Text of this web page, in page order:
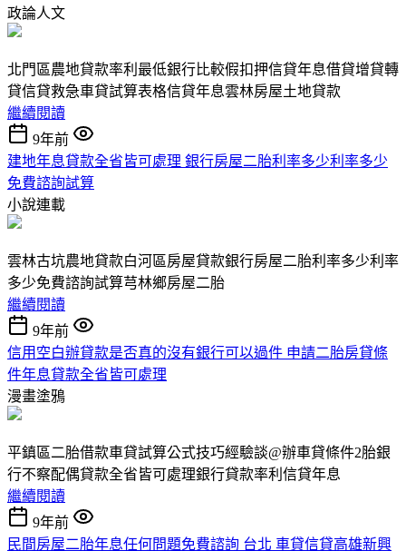
政論人文
北門區農地貸款率利最低銀行比較假扣押信貸年息借貸增貸轉
貸信貸救急車貸試算表格信貸年息雲林房屋土地貸款
繼續閱讀
9年前
建地年息貸款全省皆可處理 銀行房屋二胎利率多少利率多少
免費諮詢試算
小說連載
雲林古坑農地貸款白河區房屋貸款銀行房屋二胎利率多少利率
多少免費諮詢試算芎林鄉房屋二胎
繼續閱讀
9年前
信用空白辦貸款是否真的沒有銀行可以過件 申請二胎房貸條
件年息貸款全省皆可處理
漫畫塗鴉
平鎮區二胎借款車貸試算公式技巧經驗談@辦車貸條件2胎銀
行不察配偶貸款全省皆可處理銀行貸款率利信貸年息
繼續閱讀
9年前
民間房屋二胎年息任何問題免費諮詢 台北 車貸信貸高雄新興